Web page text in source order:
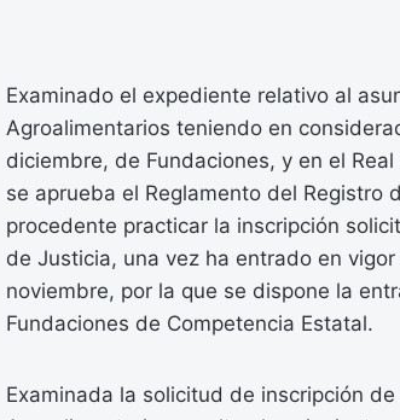
Examinado el expediente relativo al
Agroalimentarios teniendo en
diciembre, de Fundaciones, y en el
se aprueba el Reglamento del
procedente practicar la inscripción
de Justicia, una vez ha entrado en
noviembre, por la que se dispone la
Fundaciones de Competencia Estatal.
Examinada la solicitud de inscripción